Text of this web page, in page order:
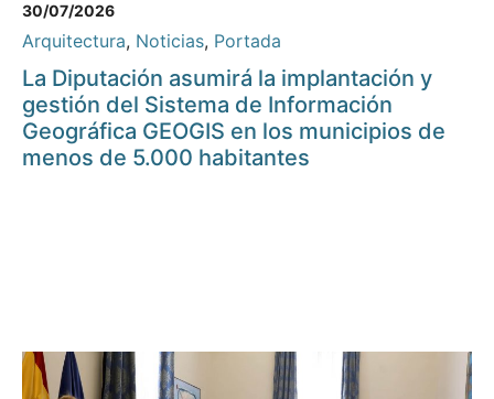
30/07/2026
Arquitectura, Noticias, Portada
La Diputación asumirá la implantación y
gestión del Sistema de Información
Geográfica GEOGIS en los municipios de
menos de 5.000 habitantes